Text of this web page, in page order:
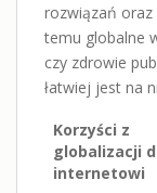
rozwiązań oraz
temu globalne
czy zdrowie
łatwiej jest na
Korzyści z
globalizacji
internetowi